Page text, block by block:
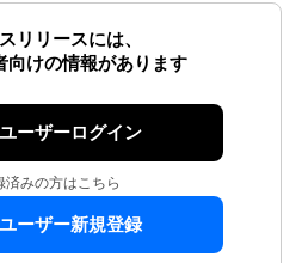
リリースには、
向けの情報があります
ーザーログイン
済みの方はこちら
ーザー新規登録